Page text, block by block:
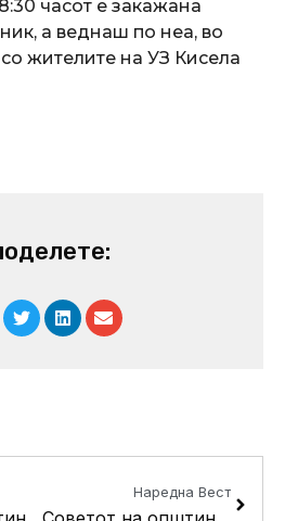
часот е закажана
а веднаш по неа, во
жителите на УЗ Кисела
Наредна Вест